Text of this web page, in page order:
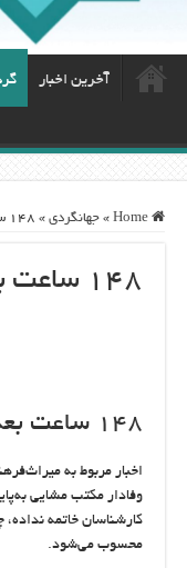
آخرین اخبار
Home
» جهانگردی » ۱۴۸ ساعت بعد از میراث‌ ملک‌زاده
۱۴۸ ساعت بعد از میراث‌ ملک‌زاده
۱۴۸ ساعت بعد از میراث‌ ملک‌زاده
اخبار مربوط به
وفادار مکتب مشایی
کارشناسان خاتمه
محسوب می‌شود.